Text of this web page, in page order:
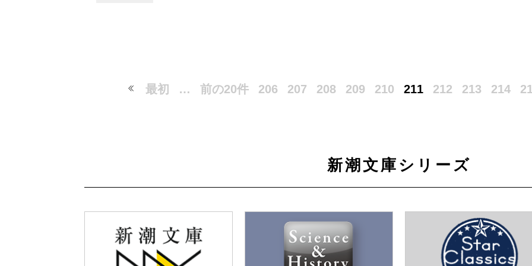
最初 … 前の20件 206 207 208 209 210 211 212 213 214
新潮文庫シリーズ